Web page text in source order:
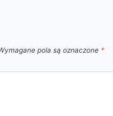
pola są oznaczone *